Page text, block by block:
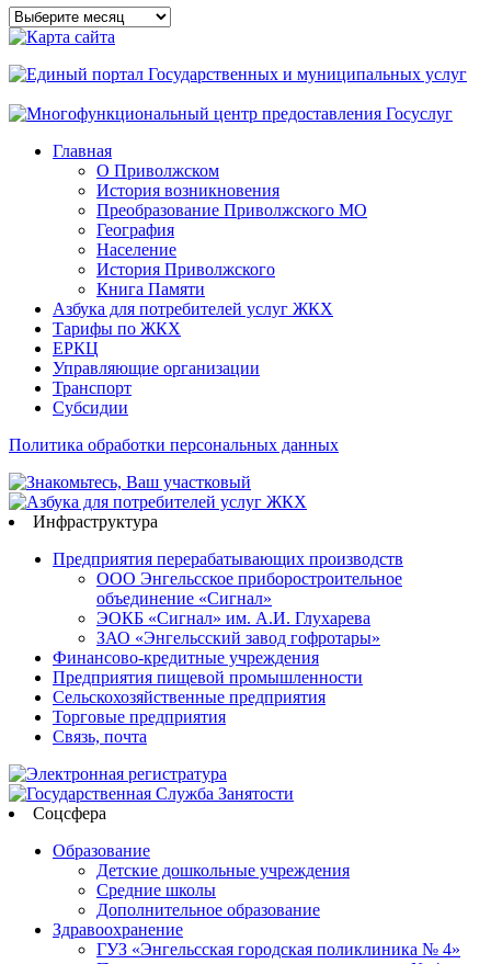
Архивы
сайта
Главная
О Приволжском
История возникновения
Преобразование Приволжского МО
География
Население
История Приволжского
Книга Памяти
Азбука для потребителей услуг ЖКХ
Тарифы по ЖКХ
ЕРКЦ
Управляющие организации
Транспорт
Субсидии
Политика обработки персональных данных
Инфраструктура
Предприятия перерабатывающих производств
ООО Энгельсское приборостроительное
объединение «Сигнал»
ЭОКБ «Сигнал» им. А.И. Глухарева
ЗАО «Энгельсский завод гофротары»
Финансово-кредитные учреждения
Предприятия пищевой промышленности
Сельскохозяйственные предприятия
Торговые предприятия
Связь, почта
Соцсфера
Образование
Детские дошкольные учреждения
Средние школы
Дополнительное образование
Здравоохранение
ГУЗ «Энгельсская городская поликлиника № 4»